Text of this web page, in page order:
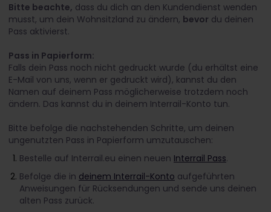
Bitte beachte, dass du dich an den Kundendienst wenden
musst, um dein Wohnsitzland zu ändern, bevor du deinen
Pass aktivierst.
Pass in Papierform:
Falls dein Pass noch nicht gedruckt wurde (du erhältst eine
E-Mail von uns, wenn er gedruckt wird), kannst du den
Namen auf deinem Pass möglicherweise trotzdem noch
ändern. Das kannst du in deinem Interrail-Konto tun.
Bitte befolge die nachstehenden Schritte, um deinen
ungenutzten Pass in Papierform umzutauschen:
Bestelle auf Interrail.eu einen neuen Interrail Pass.
Befolge die in deinem Interrail-Konto aufgeführten
Anweisungen für Rücksendungen und sende uns deinen
alten Pass zurück.